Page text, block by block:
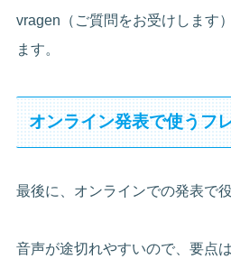
vragen（ご質問をお受けします
ます。
オンライン発表で使うフ
最後に、オンラインでの発表で
音声が途切れやすいので、要点